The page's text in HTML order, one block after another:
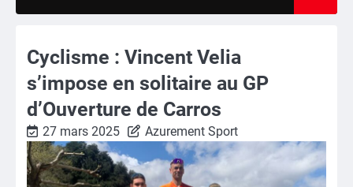
Cyclisme : Vincent Velia
s’impose en solitaire au GP
d’Ouverture de Carros
27 mars 2025 Azurement Sport